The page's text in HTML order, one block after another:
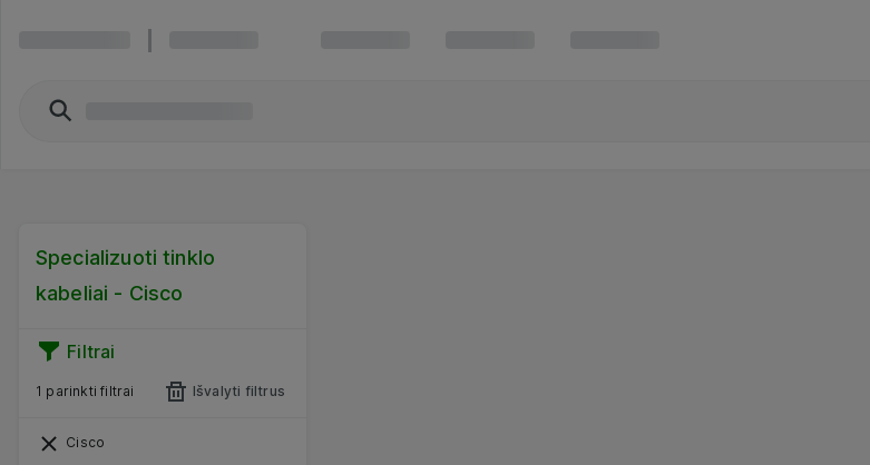
Specializuoti tinklo
kabeliai - Cisco
Filtrai
1 parinkti filtrai Išvalyti filtrus
Cisco